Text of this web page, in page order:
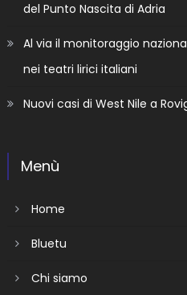
del Punto Nascita di Adria
Al via il monitoraggio
nei teatri lirici italiani
Nuovi casi di West Nile a
Menù
Home
Bluetu
Chi siamo